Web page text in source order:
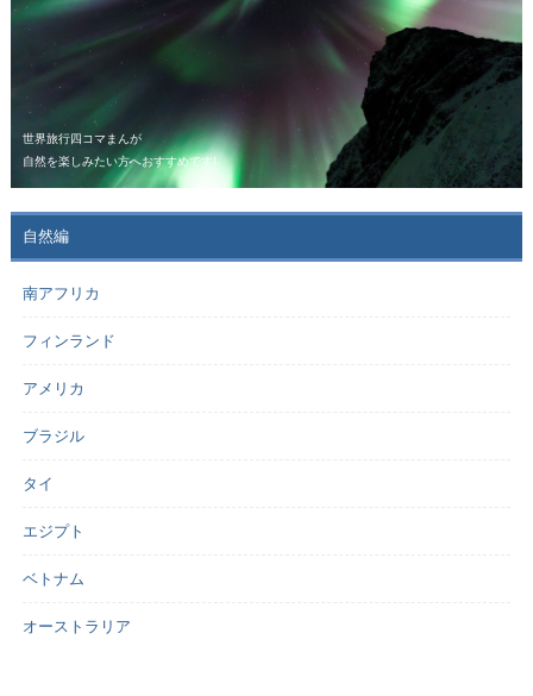
世界旅行四コマまんが
自然を楽しみたい方へおすすめです!
自然編
南アフリカ
フィンランド
アメリカ
ブラジル
タイ
エジプト
ベトナム
オーストラリア